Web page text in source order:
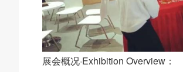
展会概况·Exhibition Overview：